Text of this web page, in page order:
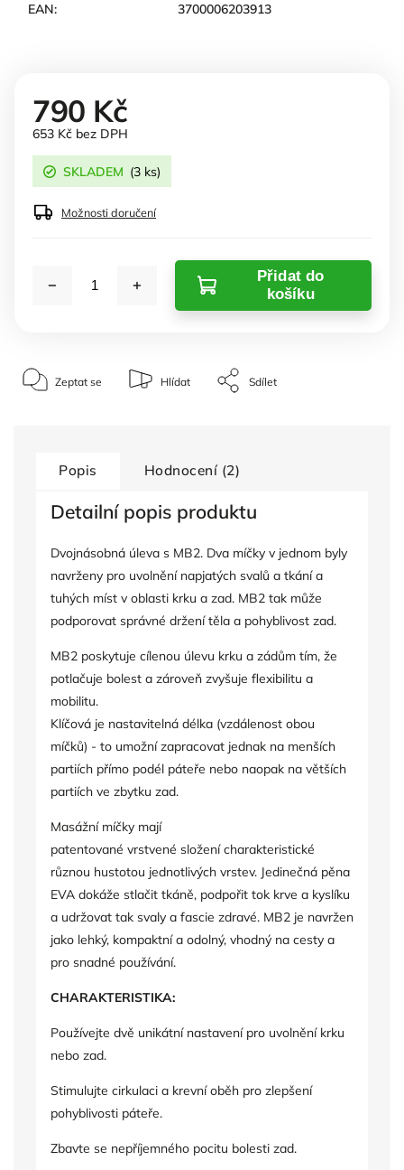
EAN: 3700006203913
790 Kč
653 Kč bez DPH
SKLADEM (3 ks)
Možnosti doručení
Přidat do
košíku
Zeptat se Hlídat Sdílet
Popis Hodnocení (2)
Detailní popis produktu
Dvojnásobná úleva s MB2. Dva míčky v jednom byly
navrženy pro uvolnění napjatých svalů a tkání a
tuhých míst v oblasti krku a zad. MB2 tak může
podporovat správné držení těla a pohyblivost zad.
MB2 poskytuje cílenou úlevu krku a zádům tím, že
potlačuje bolest a zároveň zvyšuje flexibilitu a
mobilitu.
Klíčová je nastavitelná délka (vzdálenost obou
míčků) - to umožní zapracovat jednak na menších
partiích přímo podél páteře nebo naopak na větších
partiích ve zbytku zad.
Masážní míčky mají
patentované vrstvené složení charakteristické
různou hustotou jednotlivých vrstev. Jedinečná pěna
EVA dokáže stlačit tkáně, podpořit tok krve a kyslíku
a udržovat tak svaly a fascie zdravé. MB2 je navržen
jako lehký, kompaktní a odolný, vhodný na cesty a
pro snadné používání.
CHARAKTERISTIKA:
Používejte dvě unikátní nastavení pro uvolnění krku
nebo zad.
Stimulujte cirkulaci a krevní oběh pro zlepšení
pohyblivosti páteře.
Zbavte se nepříjemného pocitu bolesti zad.